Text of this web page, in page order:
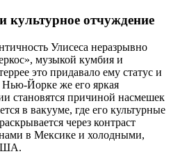
культурное отчуждение
Улисеса неразрывно
музыкой кумбия и
это придавало ему статус и
Йорке же его яркая
становятся причиной насмешек
в вакууме, где его культурные
через контраст
в Мексике и холодными,